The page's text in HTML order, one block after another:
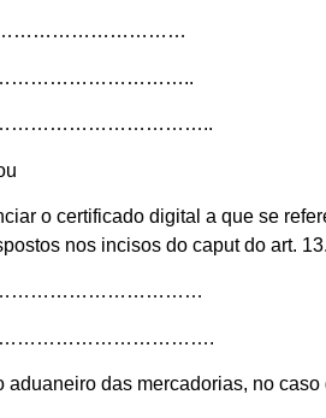
o certificado digital a que se
nos incisos do caput do art. 13.
das mercadorias, no